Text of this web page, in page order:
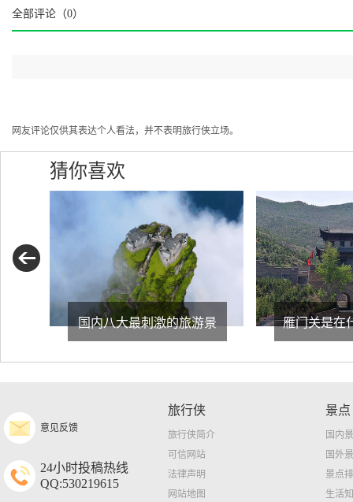
全部评论（0）
网友评论仅供其表达个人看法，并不表明旅行侠立场。
猜你喜欢
国内八大最刺激的旅游景 雁门关是在
意见反馈
24小时投稿热线
QQ:530219615
旅行侠
旅行侠简介
可信网站
法律声明
网站地图
景点
国内
国外
景点
生活